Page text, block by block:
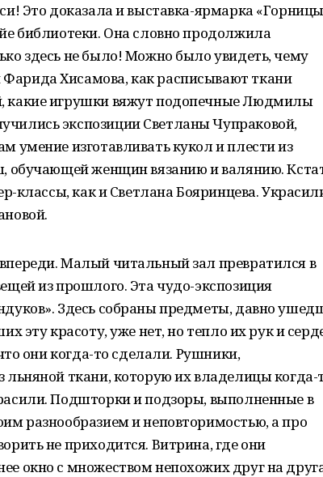
Это доказала и выставка-ярмарка «Горницы
библиотеки. Она словно продолжила
здесь не было! Можно было увидеть, чему
Хисамова, как расписывают ткани
какие игрушки вяжут подопечные Людмилы
экспозиции Светланы Чупраковой,
умение изготавливать кукол и плести из
обучающей женщин вязанию и валянию.
классы, как и Светлана Бояринцева.
Малый читальный зал превратился в
из прошлого. Эта чудо-экспозиция
Здесь собраны предметы, давно
эту красоту, уже нет, но тепло их рук и
они когда-то сделали. Рушники,
льняной ткани, которую их владелицы когда-
Подшторки и подзоры, выполненные в
разнообразием и неповторимостью, а про
не приходится. Витрина, где они
окно с множеством непохожих друг на